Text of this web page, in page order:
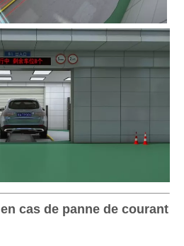
cas de panne de courant